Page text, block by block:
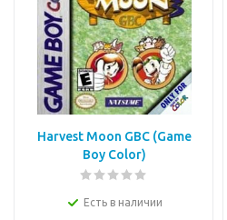
Harvest Moon GBC (Game
Boy Color)
Есть в наличии